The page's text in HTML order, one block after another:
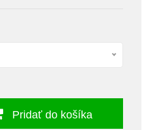
Pridať do košíka